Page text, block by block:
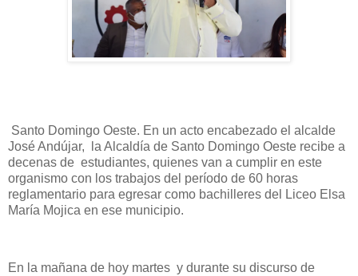
Santo Domingo Oeste. En un acto encabezado el alcalde
José Andújar, la Alcaldía de Santo Domingo Oeste recibe a
decenas de estudiantes, quienes van a cumplir en este
organismo con los trabajos del período de 60 horas
reglamentario para egresar como bachilleres del Liceo Elsa
María Mojica en ese municipio.
En la mañana de hoy martes y durante su discurso de